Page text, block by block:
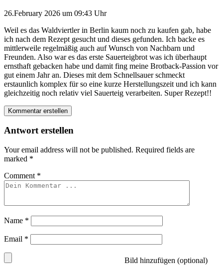
26.February 2026 um 09:43 Uhr
Weil es das Waldviertler in Berlin kaum noch zu kaufen gab, habe
ich nach dem Rezept gesucht und dieses gefunden. Ich backe es
mittlerweile regelmäßig auch auf Wunsch von Nachbarn und
Freunden. Also war es das erste Sauerteigbrot was ich überhaupt
ernsthaft gebacken habe und damit fing meine Brotback-Passion vor
gut einem Jahr an. Dieses mit dem Schnellsauer schmeckt
erstaunlich komplex für so eine kurze Herstellungszeit und ich kann
gleichzeitig noch relativ viel Sauerteig verarbeiten. Super Rezept!!
Kommentar erstellen
Antwort erstellen
Your email address will not be published. Required fields are
marked *
Comment *
Name *
Email *
Bild hinzufügen (optional)